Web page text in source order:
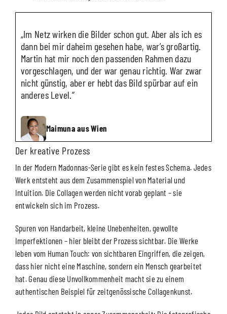
„Im Netz wirken die Bilder schon gut. Aber als ich es
dann bei mir daheim gesehen habe, war’s großartig.
Martin hat mir noch den passenden Rahmen dazu
vorgeschlagen, und der war genau richtig. War zwar
nicht günstig, aber er hebt das Bild spürbar auf ein
anderes Level.“
Maimuna aus Wien
Der kreative Prozess
In der Modern Madonnas-Serie gibt es kein festes Schema. Jedes
Werk entsteht aus dem Zusammenspiel von Material und
Intuition. Die Collagen werden nicht vorab geplant – sie
entwickeln sich im Prozess.
Spuren von Handarbeit, kleine Unebenheiten, gewollte
Imperfektionen – hier bleibt der Prozess sichtbar. Die Werke
leben vom Human Touch: von sichtbaren Eingriffen, die zeigen,
dass hier nicht eine Maschine, sondern ein Mensch gearbeitet
hat. Genau diese Unvollkommenheit macht sie zu einem
authentischen Beispiel für zeitgenössische Collagenkunst.